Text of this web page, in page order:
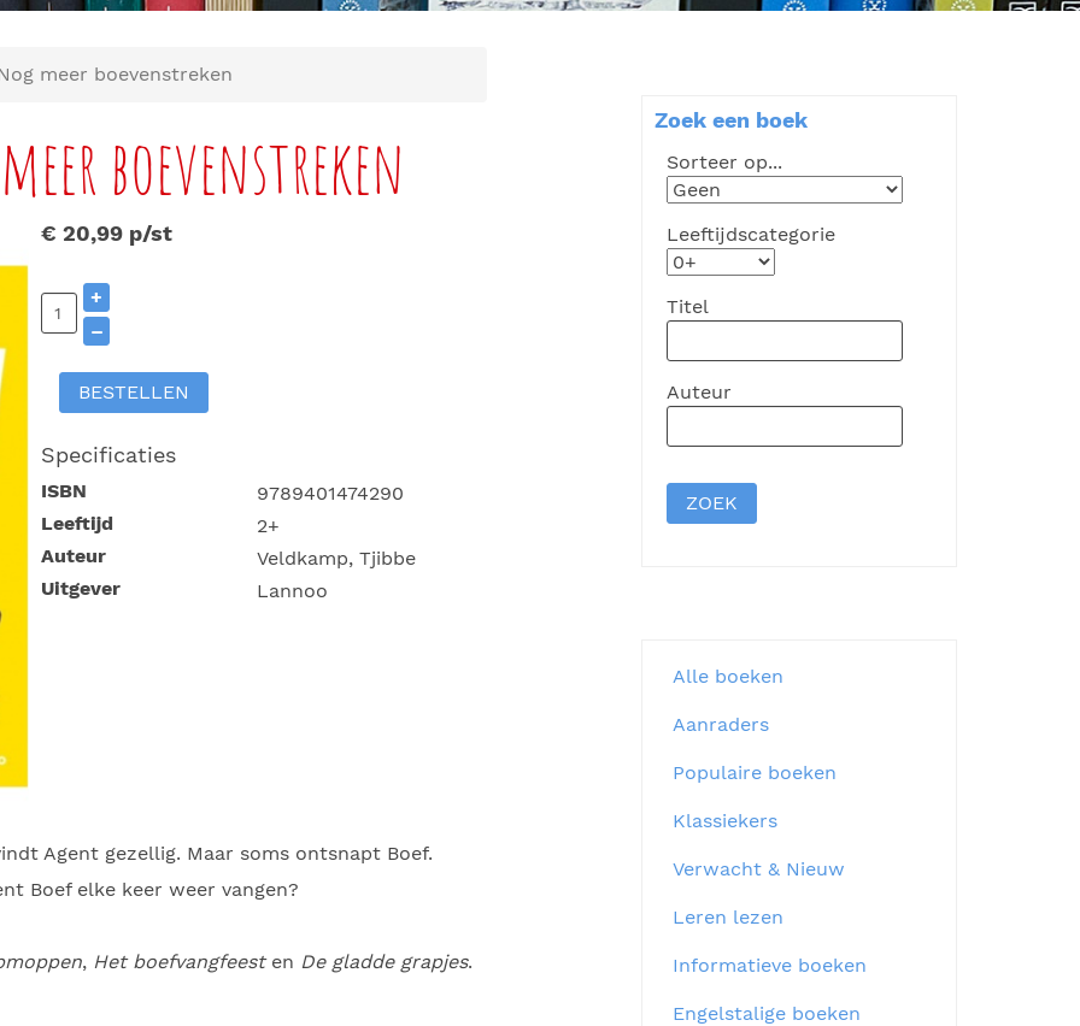
meer boevenstreken
boevenstreken
€ 20,99 p/st
+
–
BESTELLEN
Specificaties
ISBN
9789401474290
Leeftijd
2+
Auteur
Veldkamp, Tjibbe
Uitgever
Lannoo
Agent gezellig. Maar soms ontsnapt Boef.
Boef elke keer weer vangen?
, Het boefvangfeesten De gladde grapjes.
Zoek een boek
Sorteer op...
Leeftijdscategorie
Titel
Auteur
Alle boeken
Aanraders
Populaire boeken
Klassiekers
Verwacht & Nieuw
Leren lezen
Informatieve boeken
Engelstalige boeken